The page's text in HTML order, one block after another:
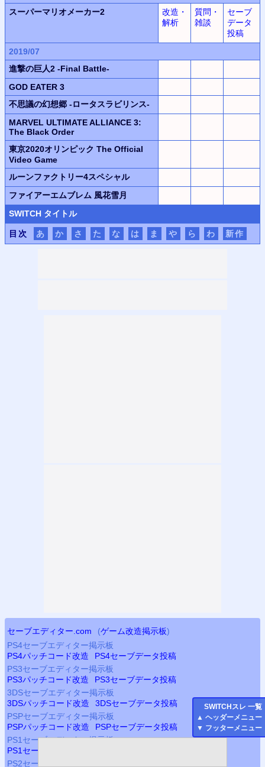
SWITCH スレ 一覧
▲ ヘッダーメニュー
▼ フッターメニュー
スーパーマリオメーカー2
改造・
解析
質問・
雑談
セーブ
データ
投稿
2019/07
進撃の巨人2 -Final Battle-
GOD EATER 3
不思議の幻想郷 -ロータスラビリンス-
MARVEL ULTIMATE ALLIANCE 3:
The Black Order
東京2020オリンピック The Official
Video Game
ルーンファクトリー4スペシャル
ファイアーエムブレム 風花雪月
SWITCH タイトル
目次 あ か さ た な は ま や ら わ 新作
セーブエディター.com (ゲーム改造掲示板)
PS4セーブエディター掲示板
PS4パッチコード改造 PS4セーブデータ投稿
PS3セーブエディター掲示板
PS3パッチコード改造 PS3セーブデータ投稿
3DSセーブエディター掲示板
3DSパッチコード改造
3DSセーブデータ投稿
PSPセーブエディター掲示板
PSPパッチコード改造 PSPセーブデータ投稿
PS1セーブエディター掲示板
PS1セーブデータ改造解析
PS2セーブエディター掲示板